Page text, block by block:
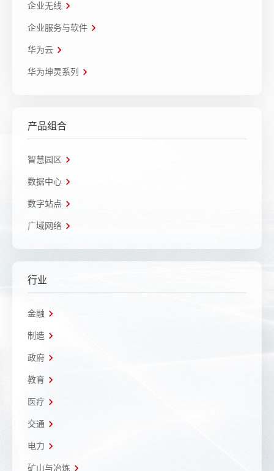
企业无线
企业服务与软件
华为云
华为坤灵系列
产品组合
智慧园区
数据中心
数字站点
广域网络
行业
金融
制造
政府
教育
医疗
交通
电力
矿山与冶炼